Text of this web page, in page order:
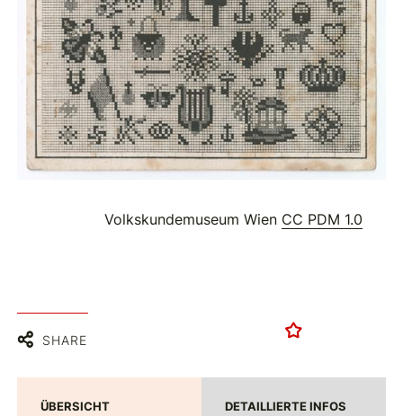
Volkskundemuseum Wien CC PDM 1.0
SHARE
ÜBERSICHT DETAILLIERTE INFOS